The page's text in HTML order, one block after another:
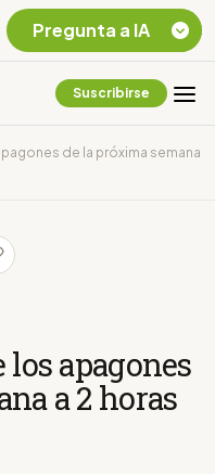
Suscribirse
de la próxima semana
apagones
a 2 horas
Pregunta a IA
Chevron Ecuador